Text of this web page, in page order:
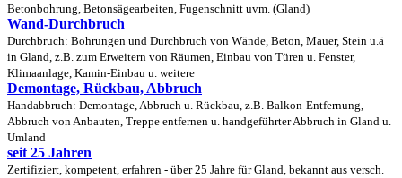
Betonbohrung, Betonsägearbeiten, Fugenschnitt uvm. (Gland)
Wand-Durchbruch
Durchbruch: Bohrungen und Durchbruch von Wände, Beton, Mauer, Stein u.ä
in Gland, z.B. zum Erweitern von Räumen, Einbau von Türen u. Fenster,
Klimaanlage, Kamin-Einbau u. weitere
Demontage, Rückbau, Abbruch
Handabbruch: Demontage, Abbruch u. Rückbau, z.B. Balkon-Entfernung,
Abbruch von Anbauten, Treppe entfernen u. handgeführter Abbruch in Gland u.
Umland
seit 25 Jahren
Zertifiziert, kompetent, erfahren - über 25 Jahre für Gland, bekannt aus versch.